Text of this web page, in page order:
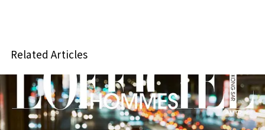
Related Articles